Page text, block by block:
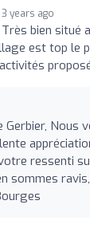
3 years ago
Très bien situé
est top le
Gerbier, Nous
ressenti
sommes